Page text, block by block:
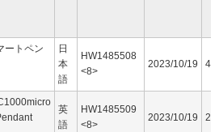
ートペン
日
本
語
HW1485508
<8>
2023/10/19
英
語
HW1485509
<8>
2023/10/19